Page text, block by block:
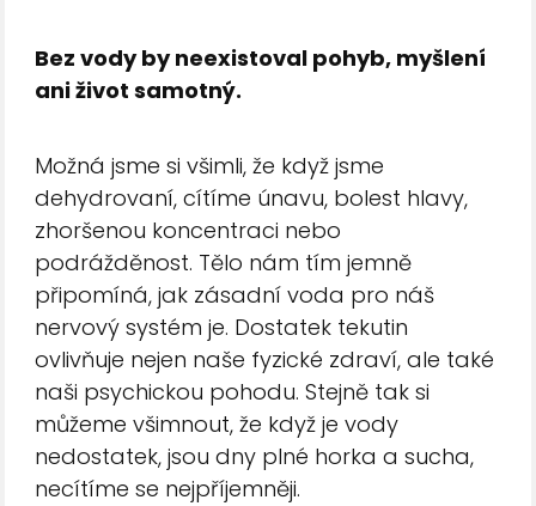
Bez vody by neexistoval pohyb, myšlení
ani život samotný.
Možná jsme si všimli, že když jsme
dehydrovaní, cítíme únavu, bolest hlavy,
zhoršenou koncentraci nebo
podrážděnost. Tělo nám tím jemně
připomíná, jak zásadní voda pro náš
nervový systém je. Dostatek tekutin
ovlivňuje nejen naše fyzické zdraví, ale také
naši psychickou pohodu. Stejně tak si
můžeme všimnout, že když je vody
nedostatek, jsou dny plné horka a sucha,
necítíme se nejpříjemněji.